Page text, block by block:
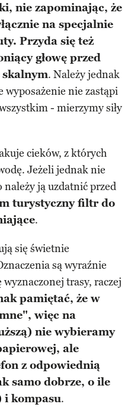
nie zapominając, że
na specjalnie
Przyda się też
głowę przed
skalnym. Należy jednak
wyposażenie nie zastąpi
- mierzymy siły
cieków, z których
Jeżeli jednak nie
ją uzdatnić przed
turystyczny filtr do
.
się świetnie
są wyraźnie
trasy, raczej
pamiętać, że w
więc na
nie wybieramy
ale
z odpowiednią
samo dobrze, o ile
i kompasu.